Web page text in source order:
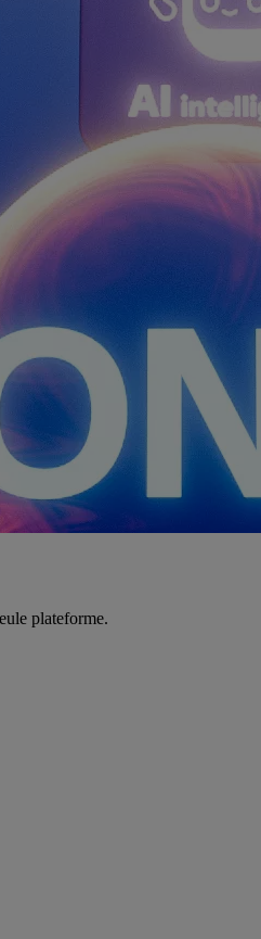
plateforme.